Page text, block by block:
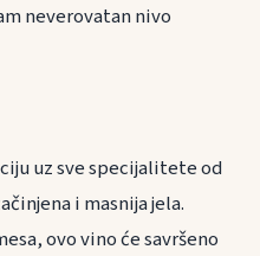
neverovatan nivo
uz sve specijalitete od
i masnija jela.
ovo vino će savršeno